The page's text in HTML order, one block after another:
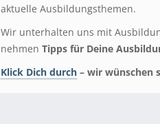
aktuelle Ausbildungsthemen.
Wir unterhalten uns mit
nehmen Tipps für Deine
Klick Dich durch – wir wünschen